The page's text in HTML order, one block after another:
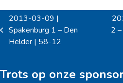
previous
post:
2013-03-09 |
Spakenburg 1 – Den
Helder | 58-12
next
2
Trots op onze